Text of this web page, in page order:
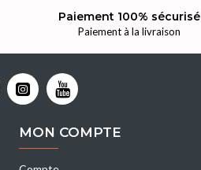
Paiement 100% sécurisé
Paiement à la livraison
MON COMPTE